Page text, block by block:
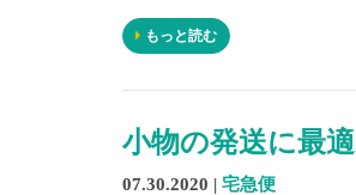
もっと読む
小物の発送に最
07.30.2020 | 宅急便